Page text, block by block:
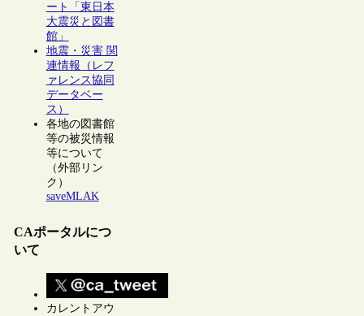
ート「東日本
大震災と図書
館」
地震・災害 関
連情報（レフ
ァレンス協同
データベー
ス）
各地の図書館
等の被災情報
等について
（外部リン
ク）
saveMLAK
CAポータルにつ
いて
カレントアウ